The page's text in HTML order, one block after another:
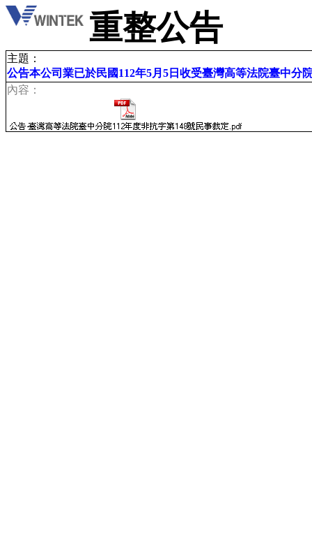
重整公告
主題：
公告本公司業已於民國112年5月5日收受臺灣高等法院臺中分
內容：